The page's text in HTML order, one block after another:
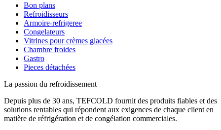
Bon plans
Refroidisseurs
Armoire-refrigeree
Congelateurs
Vitrines pour crèmes glacées
Chambre froides
Gastro
Pieces détachées
La passion du refroidissement
Depuis plus de 30 ans, TEFCOLD fournit des produits fiables et des
solutions rentables qui répondent aux exigences de chaque client en
matière de réfrigération et de congélation commerciales.